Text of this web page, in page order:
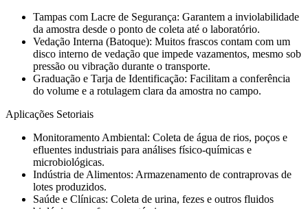
Tampas com Lacre de Segurança: Garantem a inviolabilidade
da amostra desde o ponto de coleta até o laboratório.
Vedação Interna (Batoque): Muitos frascos contam com um
disco interno de vedação que impede vazamentos, mesmo sob
pressão ou vibração durante o transporte.
Graduação e Tarja de Identificação: Facilitam a conferência
do volume e a rotulagem clara da amostra no campo.
Aplicações Setoriais
Monitoramento Ambiental: Coleta de água de rios, poços e
efluentes industriais para análises físico-químicas e
microbiológicas.
Indústria de Alimentos: Armazenamento de contraprovas de
lotes produzidos.
Saúde e Clínicas: Coleta de urina, fezes e outros fluidos